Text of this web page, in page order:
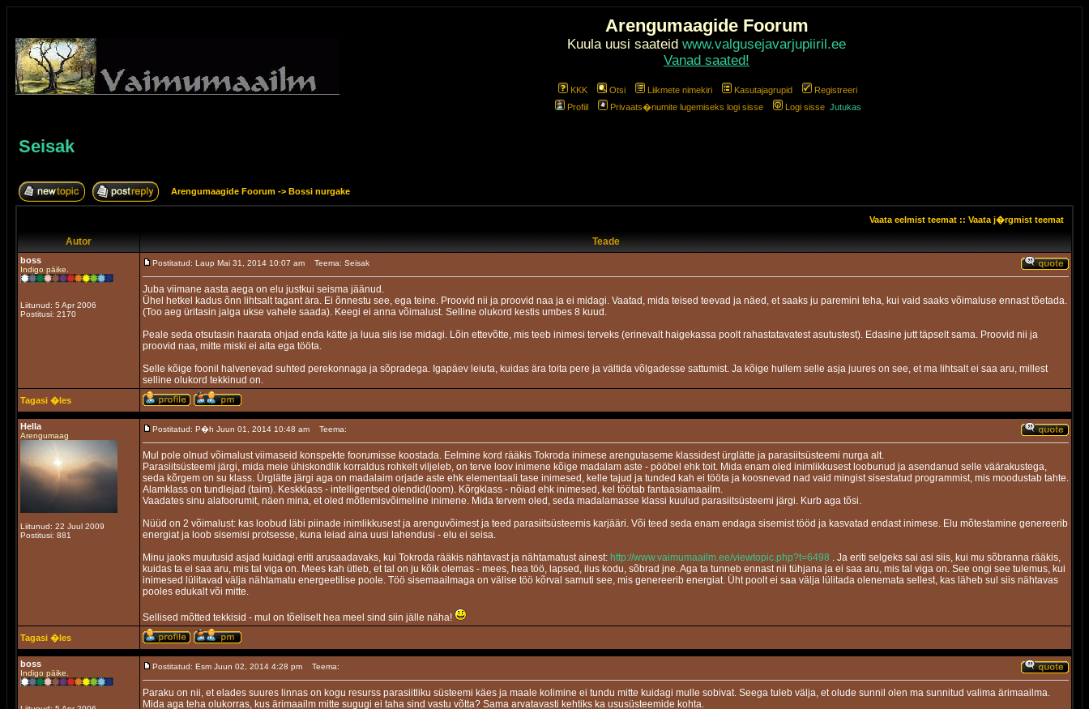
Arengumaagide Foorum
Kuula uusi saateid www.valgusejavarjupiiril.ee
Vanad saated!
KKK Otsi Liikmete nimekiri Kasutajagrupid
Registreeri
Profiil
Privaats�numite lugemiseks logi sisse Logi sisse Jutukas
Seisak
Arengumaagide Foorum -> Bossi nurgake
Vaata eelmist teemat :: Vaata j�rgmist teemat
Autor Teade
boss
Indigo päike.
Liitunud: 5 Apr 2006
Postitusi: 2170
Postitatud: Laup Mai 31, 2014 10:07 am Teema: Seisak
Juba viimane aasta aega on elu justkui seisma jäänud.
Ühel hetkel kadus õnn lihtsalt tagant ära. Ei õnnestu see, ega teine. Proovid nii ja proovid naa ja ei midagi. Vaatad, mida teised teevad ja näed, et saaks ju paremini teha, kui vaid saaks võimaluse ennast tõetada.
(Too aeg üritasin jalga ukse vahele saada). Keegi ei anna võimalust. Selline olukord kestis umbes 8 kuud.
Peale seda otsutasin haarata ohjad enda kätte ja luua siis ise midagi. Lõin ettevõtte, mis teeb inimesi terveks (erinevalt haigekassa poolt rahastatavatest asutustest). Edasine jutt täpselt sama. Proovid nii ja
proovid naa, mitte miski ei aita ega tööta.
Selle kõige foonil halvenevad suhted perekonnaga ja sõpradega. Igapäev leiuta, kuidas ära toita pere ja vältida võlgadesse sattumist. Ja kõige hullem selle asja juures on see, et ma lihtsalt ei saa aru, millest
selline olukord tekkinud on.
Tagasi �les
Hella
Arengumaag
Liitunud: 22 Juul 2009
Postitusi: 881
Postitatud: P�h Juun 01, 2014 10:48 am Teema:
Mul pole olnud võimalust viimaseid konspekte foorumisse koostada. Eelmine kord rääkis Tokroda inimese arengutaseme klassidest ürglätte ja parasiitsüsteemi nurga alt.
Parasiitsüsteemi järgi, mida meie ühiskondlik korraldus rohkelt viljeleb, on terve loov inimene kõige madalam aste - pööbel ehk toit. Mida enam oled inimlikkusest loobunud ja asendanud selle väärakustega,
seda kõrgem on su klass. Ürglätte järgi aga on madalaim orjade aste ehk elementaali tase inimesed, kelle tajud ja tunded kah ei tööta ja koosnevad nad vaid mingist sisestatud programmist, mis moodustab tahte.
Alamklass on tundlejad (taim). Keskklass - intelligentsed olendid(loom). Kõrgklass - nõiad ehk inimesed, kel töötab fantaasiamaailm.
Vaadates sinu alafoorumit, näen mina, et oled mõtlemisvõimeline inimene. Mida tervem oled, seda madalamasse klassi kuulud parasiitsüsteemi järgi. Kurb aga tõsi.
Nüüd on 2 võimalust: kas loobud läbi piinade inimlikkusest ja arenguvõimest ja teed parasiitsüsteemis karjääri. Või teed seda enam endaga sisemist tööd ja kasvatad endast inimese. Elu mõtestamine genereerib
energiat ja loob sisemisi protsesse, kuna leiad aina uusi lahendusi - elu ei seisa.
Minu jaoks muutusid asjad kuidagi eriti arusaadavaks, kui Tokroda rääkis nähtavast ja nähtamatust ainest: http://www.vaimumaailm.ee/viewtopic.php?t=6498 . Ja eriti selgeks sai asi siis, kui mu sõbranna rääkis,
kuidas ta ei saa aru, mis tal viga on. Mees kah ütleb, et tal on ju kõik olemas - mees, hea töö, lapsed, ilus kodu, sõbrad jne. Aga ta tunneb ennast nii tühjana ja ei saa aru, mis tal viga on. See ongi see tulemus, kui
inimesed lülitavad välja nähtamatu energeetilise poole. Töö sisemaailmaga on välise töö kõrval samuti see, mis genereerib energiat. Üht poolt ei saa välja lülitada olenemata sellest, kas läheb sul siis nähtavas
pooles edukalt või mitte.
Sellised mõtted tekkisid - mul on tõeliselt hea meel sind siin jälle näha!
Tagasi �les
boss
Indigo päike.
Postitatud: Esm Juun 02, 2014 4:28 pm Teema:
Paraku on nii, et elades suures linnas on kogu resurss parasiitliku süsteemi käes ja maale kolimine ei tundu mitte kuidagi mulle sobivat. Seega tuleb välja, et olude sunnil olen ma sunnitud valima ärimaailma.
Mida aga teha olukorras, kus ärimaailm mitte sugugi ei taha sind vastu võtta? Sama arvatavasti kehtiks ka ususüsteemide kohta.